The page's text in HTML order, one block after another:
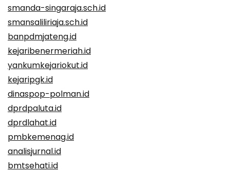
smanda-singaraja.sch.id
smansaliliriaja.sch.id
banpdmjateng.id
kejaribenermeriah.id
yankumkejariokut.id
kejaripgk.id
dinaspop-polman.id
dprdpaluta.id
dprdlahat.id
pmbkemenag.id
analisjurnal.id
bmtsehati.id